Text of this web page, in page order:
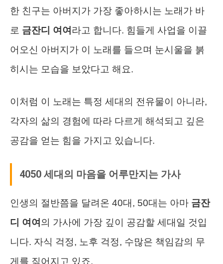
한 친구는 아버지가 가장 좋아하시는 노래가 바
로 금잔디 여여 라고 합니다. 힘들게 사업을 이끌
어오신 아버지가 이 노래를 들으며 눈시울을 붉
히시는 모습을 보았다고 해요.
이처럼 이 노래는 특정 세대의 전유물이 아니라,
각자의 삶의 경험에 따라 다르게 해석되고 깊은
공감을 얻는 힘을 가지고 있습니다.
4050 세대의 마음을 어루만지는 가사
인생의 절반쯤을 달려온 40대, 50대는 아마 금잔
디 여여 의 가사에 가장 깊이 공감할 세대일 것입
니다. 자식 걱정, 노후 걱정, 수많은 책임감의 무
게를 짊어지고 있죠.